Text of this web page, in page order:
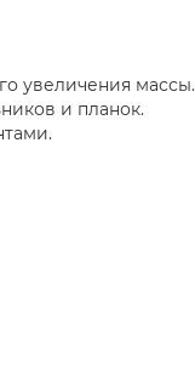
увеличения массы.
и планок.